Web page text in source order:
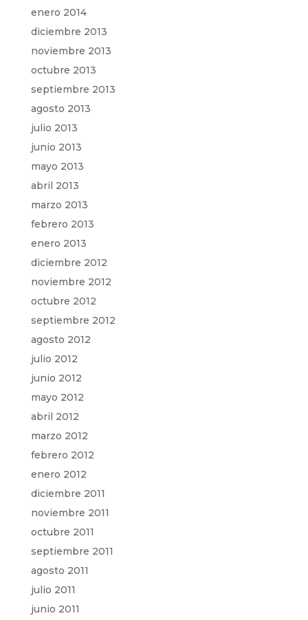
enero 2014
diciembre 2013
noviembre 2013
octubre 2013
septiembre 2013
agosto 2013
julio 2013
junio 2013
mayo 2013
abril 2013
marzo 2013
febrero 2013
enero 2013
diciembre 2012
noviembre 2012
octubre 2012
septiembre 2012
agosto 2012
julio 2012
junio 2012
mayo 2012
abril 2012
marzo 2012
febrero 2012
enero 2012
diciembre 2011
noviembre 2011
octubre 2011
septiembre 2011
agosto 2011
julio 2011
junio 2011